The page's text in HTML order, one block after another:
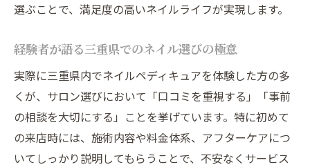
選ぶことで、満足度の高いネイルライフが実現します。
経験者が語る三重県でのネイル選びの極意
実際に三重県内でネイルペディキュアを体験した方の多
くが、サロン選びにおいて「口コミを重視する」「事前
の相談を大切にする」ことを挙げています。特に初めて
の来店時には、施術内容や料金体系、アフターケアにつ
いてしっかり説明してもらうことで、不安なくサービス